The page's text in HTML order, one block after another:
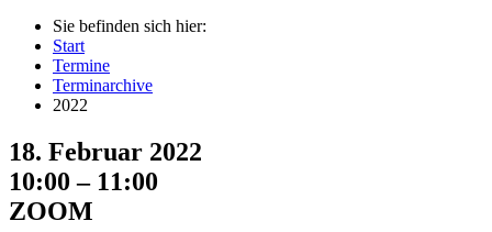
Sie befinden sich hier:
Start
Termine
Terminarchive
2022
18. Februar 2022
10:00 – 11:00
ZOOM